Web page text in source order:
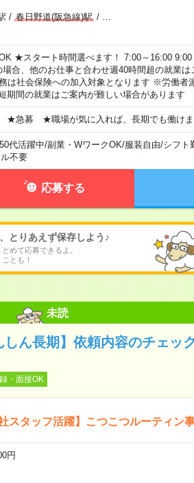
/ 春日野道(阪急線)駅/
★スタート時間選べます！ 7:00～16:00 9:00
合、他のお仕事と合わせ週40時間超の就業
は社会保険への加入対象となります ※労働者
期間の就業はご案内が難しい場合があります
★急募 ★職場が気に入れば、長期でも働けま
代活躍中/副業・WワークOK/服装自由/シフト
不要
応募する
とりあえず保存しよう♪
めて応募できるよ。
とも！
未読
ん長期】依頼内容のチェッ
・面接OK
スタッフ活躍】こつこつルーティン
円